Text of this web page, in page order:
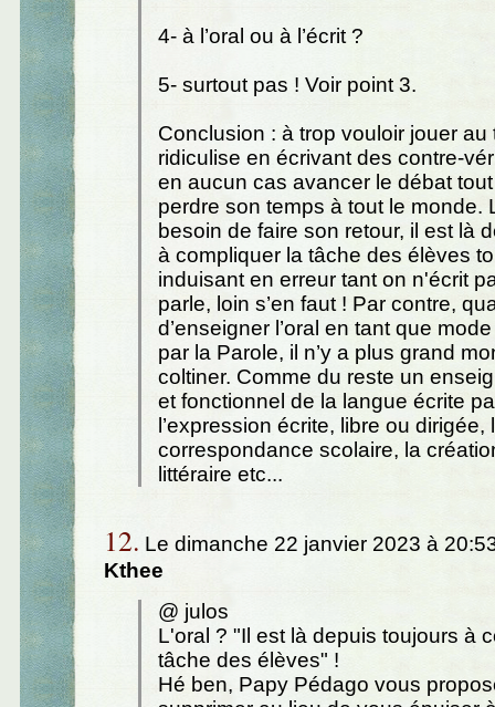
4- à l’oral ou à l’écrit ?
5- surtout pas ! Voir point 3.
Conclusion : à trop vouloir jouer au
ridiculise en écrivant des contre-
en aucun cas avancer le débat
perdre son temps à tout le monde.
besoin de faire son retour, il est là
à compliquer la tâche des élèves
induisant en erreur tant on n'écrit
parle, loin s’en faut ! Par contre,
d’enseigner l’oral en tant que
par la Parole, il n’y a plus grand
coltiner. Comme du reste un
et fonctionnel de la langue écrite
l’expression écrite, libre ou dirigée,
correspondance scolaire, la
littéraire etc...
12. Le dimanche 22 janvier 2023 à
Kthee
@ julos
L'oral ? "Il est là depuis toujours à
tâche des élèves" !
Hé ben, Papy Pédago vous